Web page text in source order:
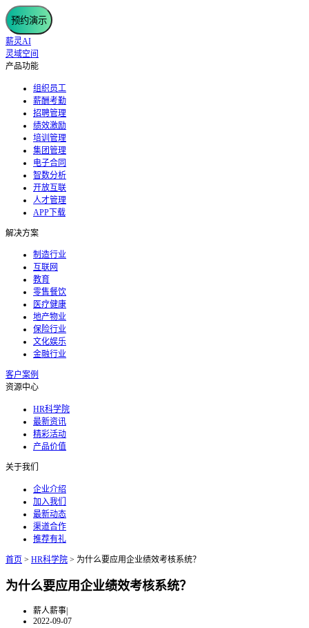
预约演示
薪灵AI
灵域空间
产品功能
组织员工
薪酬考勤
招聘管理
绩效激励
培训管理
集团管理
电子合同
智数分析
开放互联
人才管理
APP下载
解决方案
制造行业
互联网
教育
零售餐饮
医疗健康
地产物业
保险行业
文化娱乐
金融行业
客户案例
资源中心
HR科学院
最新资讯
精彩活动
产品价值
关于我们
企业介绍
加入我们
最新动态
渠道合作
推荐有礼
首页 > HR科学院 > 为什么要应用企业绩效考核系统？
为什么要应用企业绩效考核系统？
薪人薪事|
2022-09-07